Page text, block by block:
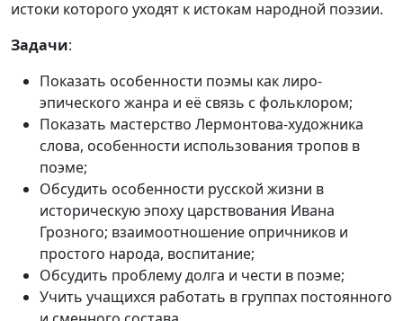
истоки которого уходят к истокам народной поэзии.
Задачи:
Показать особенности поэмы как лиро-
эпического жанра и её связь с фольклором;
Показать мастерство Лермонтова-художника
слова, особенности использования тропов в
поэме;
Обсудить особенности русской жизни в
историческую эпоху царствования Ивана
Грозного; взаимоотношение опричников и
простого народа, воспитание;
Обсудить проблему долга и чести в поэме;
Учить учащихся работать в группах постоянного